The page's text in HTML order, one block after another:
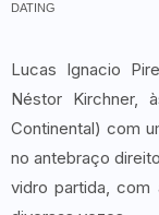
DATING
Lucas Ignacio
Néstor Kirchner,
Continental) com
no antebraço
vidro partida, com